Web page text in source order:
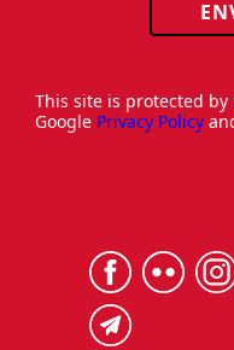
This site is protected by
Google Privacy Policy